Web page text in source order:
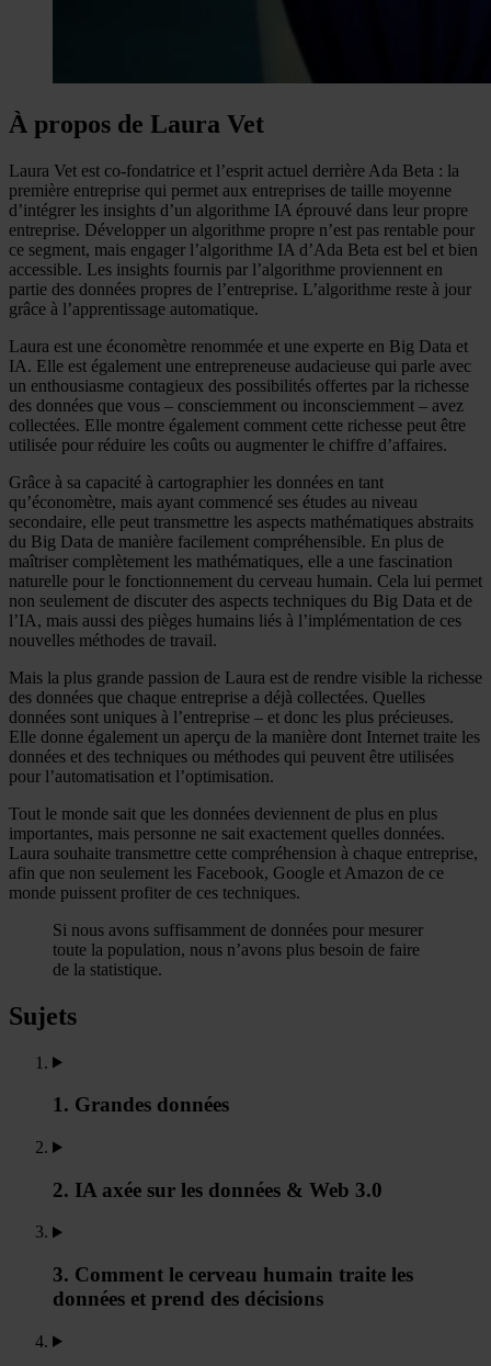
À propos de Laura Vet
Laura Vet est co-fondatrice et l’esprit actuel derrière Ada Beta : la
première entreprise qui permet aux entreprises de taille moyenne
d’intégrer les insights d’un algorithme IA éprouvé dans leur propre
entreprise. Développer un algorithme propre n’est pas rentable pour
ce segment, mais engager l’algorithme IA d’Ada Beta est bel et bien
accessible. Les insights fournis par l’algorithme proviennent en
partie des données propres de l’entreprise. L’algorithme reste à jour
grâce à l’apprentissage automatique.
Laura est une économètre renommée et une experte en Big Data et
IA. Elle est également une entrepreneuse audacieuse qui parle avec
un enthousiasme contagieux des possibilités offertes par la richesse
des données que vous – consciemment ou inconsciemment – avez
collectées. Elle montre également comment cette richesse peut être
utilisée pour réduire les coûts ou augmenter le chiffre d’affaires.
Grâce à sa capacité à cartographier les données en tant
qu’économètre, mais ayant commencé ses études au niveau
secondaire, elle peut transmettre les aspects mathématiques abstraits
du Big Data de manière facilement compréhensible. En plus de
maîtriser complètement les mathématiques, elle a une fascination
naturelle pour le fonctionnement du cerveau humain. Cela lui permet
non seulement de discuter des aspects techniques du Big Data et de
l’IA, mais aussi des pièges humains liés à l’implémentation de ces
nouvelles méthodes de travail.
Mais la plus grande passion de Laura est de rendre visible la richesse
des données que chaque entreprise a déjà collectées. Quelles
données sont uniques à l’entreprise – et donc les plus précieuses.
Elle donne également un aperçu de la manière dont Internet traite les
données et des techniques ou méthodes qui peuvent être utilisées
pour l’automatisation et l’optimisation.
Tout le monde sait que les données deviennent de plus en plus
importantes, mais personne ne sait exactement quelles données.
Laura souhaite transmettre cette compréhension à chaque entreprise,
afin que non seulement les Facebook, Google et Amazon de ce
monde puissent profiter de ces techniques.
Si nous avons suffisamment de données pour mesurer
toute la population, nous n’avons plus besoin de faire
de la statistique.
Sujets
1. Grandes données
2. IA axée sur les données & Web 3.0
3. Comment le cerveau humain traite les
données et prend des décisions